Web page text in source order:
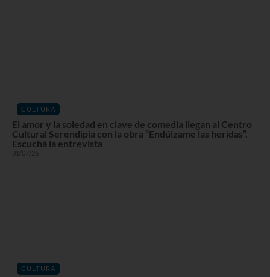
CULTURA
El amor y la soledad en clave de comedia llegan al Centro
Cultural Serendipia con la obra “Endúlzame las heridas”.
Escuchá la entrevista
31/07/26
CULTURA